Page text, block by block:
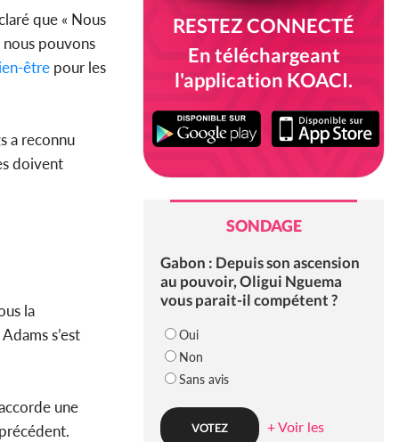
que « Nous
pouvons
être pour les
a reconnu
doivent
la
s’est
une
RESTEZ CONNECTÉ
En téléchargeant
l'application KOACI.
SONDAGE
Gabon : Depuis son ascension
au pouvoir, Oligui Nguema
vous parait-il compétent ?
Oui
Non
Sans avis
+ Voir les